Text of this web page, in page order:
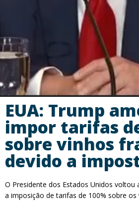
EUA: Trump
impor tarifas
sobre vinhos
devido a
O Presidente dos Estados Unidos voltou
a imposição de tarifas de 100% sobre